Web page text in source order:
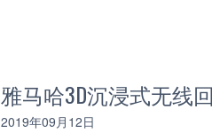
雅马哈3D沉浸式无线
2019年09月12日